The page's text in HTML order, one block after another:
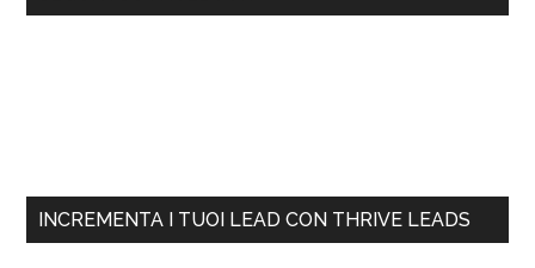
INCREMENTA I TUOI LEAD CON THRIVE LEADS